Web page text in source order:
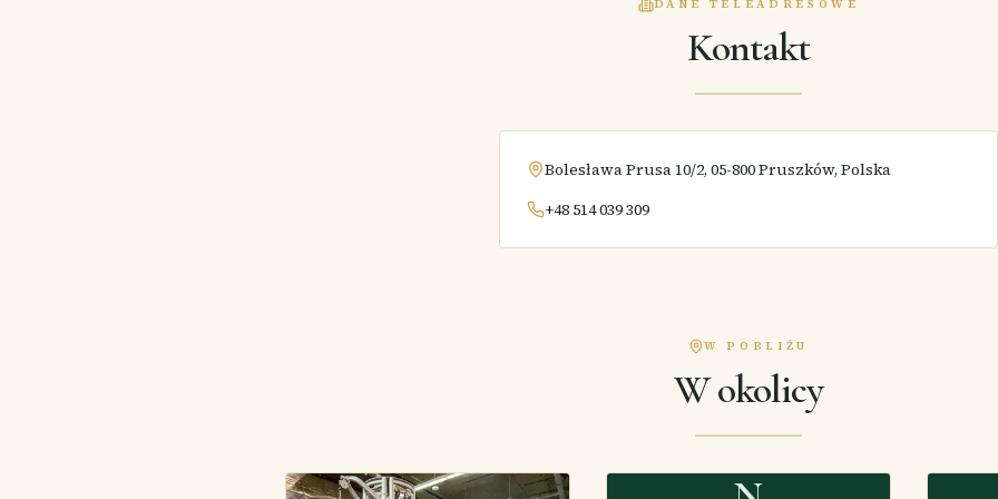
DANE TELEADRESOWE
Kontakt
Bolesława Prusa 10/2, 05-800 Pruszków, Polska
+48 514 039 309
W POBLIŻU
W okolicy